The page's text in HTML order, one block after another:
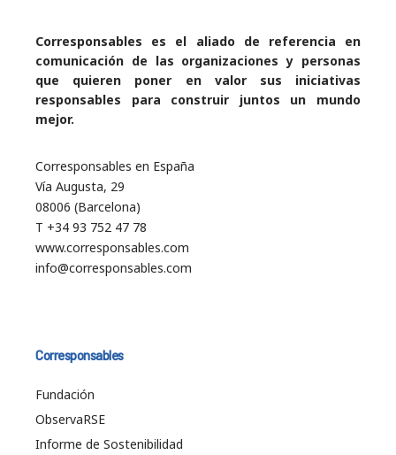
Corresponsables es el aliado de referencia en
comunicación de las organizaciones y personas
que quieren poner en valor sus iniciativas
responsables para construir juntos un mundo
mejor.
Corresponsables en España
Vía Augusta, 29
08006 (Barcelona)
T +34 93 752 47 78
www.corresponsables.com
info@corresponsables.com
Corresponsables
Fundación
ObservaRSE
Informe de Sostenibilidad